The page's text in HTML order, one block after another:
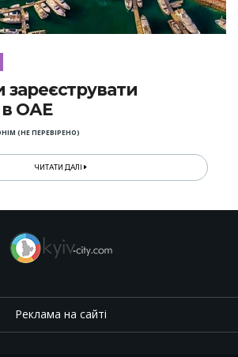
в ОАЕ
(НЕ ПЕРЕВІРЕНО)
ЧИТАТИ ДАЛІ
Реклама на сайті